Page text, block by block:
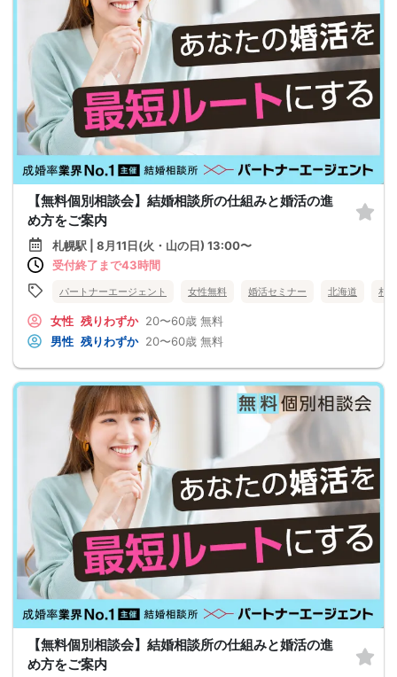
【無料個別相談会】結婚相談所の仕組みと婚活の進
め方をご案内
札幌駅 | 8月11日(火・山の日) 13:00〜
受付終了まで43時間
パートナーエージェント 女性無料 婚活セミナー 北海道 札
女性 残りわずか 20〜60歳 無料
男性 残りわずか 20〜60歳 無料
【無料個別相談会】結婚相談所の仕組みと婚活の進
め方をご案内